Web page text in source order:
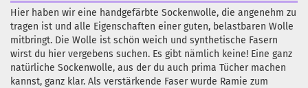
Hier haben wir eine handgefärbte Sockenwolle, die angenehm zu
tragen ist und alle Eigenschaften einer guten, belastbaren Wolle
mitbringt. Die Wolle ist schön weich und synthetische Fasern
wirst du hier vergebens suchen. Es gibt nämlich keine! Eine ganz
natürliche Sockenwolle, aus der du auch prima Tücher machen
kannst, ganz klar. Als verstärkende Faser wurde Ramie zum